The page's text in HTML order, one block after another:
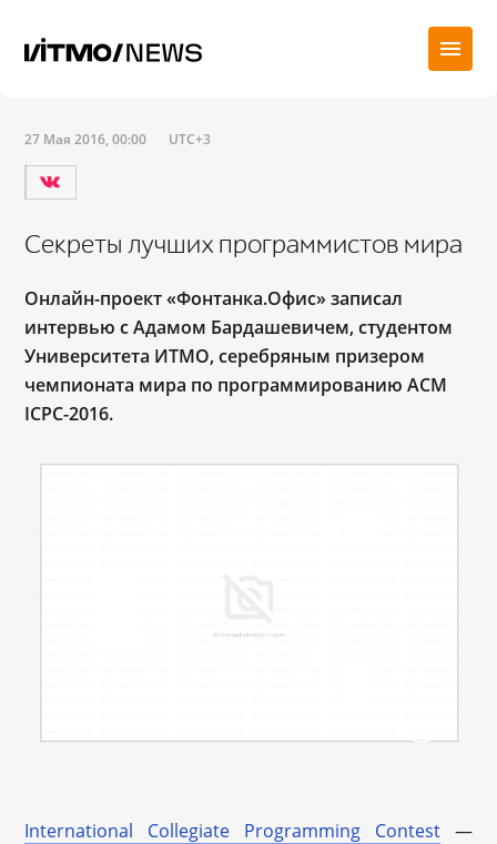
27 Мая 2016, 00:00 UTC+3
Секреты лучших программистов мира
Онлайн-проект «Фонтанка.Офис» записал
интервью с Адамом Бардашевичем, студентом
Университета ИТМО, серебряным призером
чемпионата мира по программированию ACM
ICPC-2016.
International Collegiate Programming Contest—